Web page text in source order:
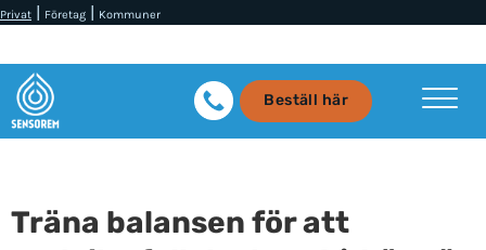
Privat | Företag | Kommuner
Beställ här
Träna balansen för att